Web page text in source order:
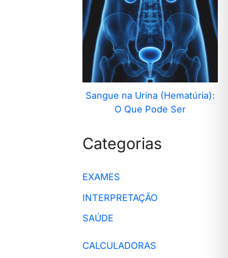
Sangue na Urina (Hematúria):
O Que Pode Ser
Categorias
EXAMES
INTERPRETAÇÃO
SAÚDE
CALCULADORAS